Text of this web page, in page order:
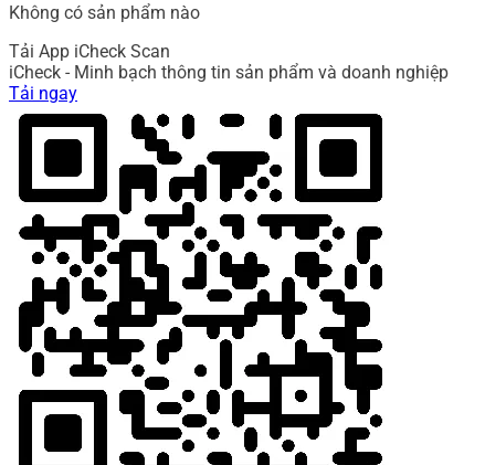
Không có sản phẩm nào
Tải App iCheck Scan
iCheck - Minh bạch thông tin sản phẩm và doanh nghiệp
Tải ngay